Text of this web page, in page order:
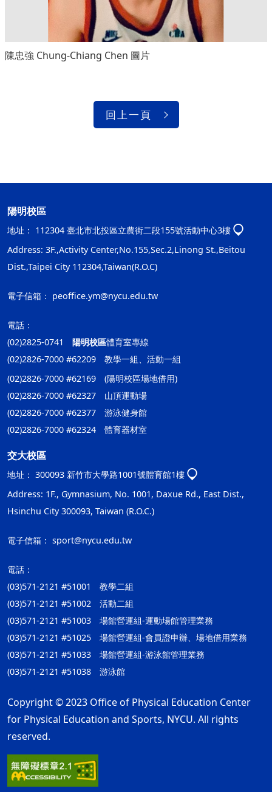
陳忠強 Chung-Chiang Chen 圖片
回上一頁
陽明校區
地址： 112304 臺北市北投區立農街二段155號活動中心3樓
Address: 3F.,Activity Center,No.155,Sec.2,Linong St.,Beitou
Dist.,Taipei City 112304,Taiwan(R.O.C)
電子信箱： peoffice.ym@nycu.edu.tw
電話：
(02)2825-0741 陽明校區體育室專線
(02)2826-7000 #62209 教學一組、活動一組
(02)2826-7000 #62169 (陽明校區場地借用)
(02)2826-7000 #62327 山頂運動場
(02)2826-7000 #62377 游泳健身館
(02)2826-7000 #62324 體育器材室
交大校區
地址： 300093 新竹市大學路1001號體育館1樓
Address: 1F., Gymnasium, No. 1001, Daxue Rd., East Dist.,
Hsinchu City 300093, Taiwan (R.O.C.)
電子信箱： sport@nycu.edu.tw
電話：
(03)571-2121 #51001 教學二組
(03)571-2121 #51002 活動二組
(03)571-2121 #51003 場館營運組-運動場館管理業務
(03)571-2121 #51025 場館營運組-會員證申辦、場地借用業務
(03)571-2121 #51033 場館營運組-游泳館管理業務
(03)571-2121 #51038 游泳館
Copyright © 2023 Office of Physical Education Center
for Physical Education and Sports, NYCU. All rights
reserved.